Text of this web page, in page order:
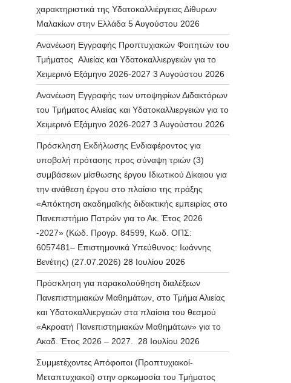
χαρακτηριστικά της Υδατοκαλλιέργειας Δίθυρων
Μαλακίων στην Ελλάδα 5 Αυγούστου 2026
Ανανέωση Εγγραφής Προπτυχιακών Φοιτητών του
Τμήματος Αλιείας και Υδατοκαλλιεργειών για το
Χειμερινό Εξάμηνο 2026-2027 3 Αυγούστου 2026
Ανανέωση Εγγραφής των υποψηφίων Διδακτόρων
του Τμήματος Αλιείας και Υδατοκαλλιεργειών για το
Χειμερινό Εξάμηνο 2026-2027 3 Αυγούστου 2026
Πρόσκληση Εκδήλωσης Ενδιαφέροντος για
υποβολή πρότασης προς σύναψη τριών (3)
συμβάσεων μίσθωσης έργου Ιδιωτικού Δίκαιου για
την ανάθεση έργου στο πλαίσιο της πράξης
«Απόκτηση ακαδημαϊκής διδακτικής εμπειρίας στο
Πανεπιστήμιο Πατρών για το Ακ. Έτος 2026
-2027» (Κώδ. Προγρ. 84599, Κωδ. ΟΠΣ:
6057481– Επιστημονικά Υπεύθυνος: Ιωάννης
Βενέτης) (27.07.2026) 28 Ιουλίου 2026
Πρόσκληση για παρακολούθηση διαλέξεων
Πανεπιστημιακών Μαθημάτων, στο Τμήμα Αλιείας
και Υδατοκαλλιεργειών στα πλαίσια του θεσμού
«Ακροατή Πανεπιστημιακών Μαθημάτων» για το
Ακαδ. Έτος 2026 – 2027. 28 Ιουλίου 2026
Συμμετέχοντες Απόφοιτοι (Προπτυχιακοί-
Μεταπτυχιακοί) στην ορκωμοσία του Τμήματος